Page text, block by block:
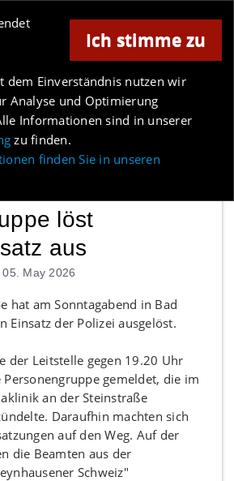
für Minden und Umgebung
Ich stimme zu
dem Einverständnis nutzen wir
Analyse und Optimierung
Informationen sind in unserer
zu finden.
finden Sie in unseren
Anzeige
löst
aus
05. May 2026
hat am Sonntagabend in Bad
Einsatz der Polizei ausgelöst.
der Leitstelle gegen 19.20 Uhr
gemeldet, die im
an der Steinstraße
Daraufhin machten sich
auf den Weg. Auf der
die Beamten aus der
Schweiz"